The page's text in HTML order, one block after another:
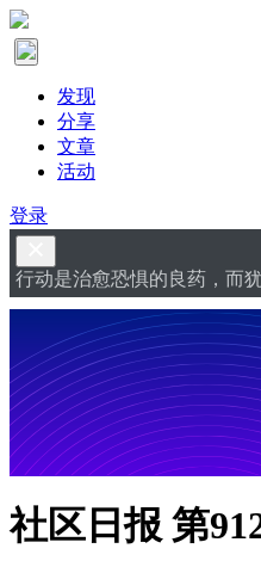
发现
分享
文章
活动
登录
行动是治愈恐惧的良药，而
社区日报 第